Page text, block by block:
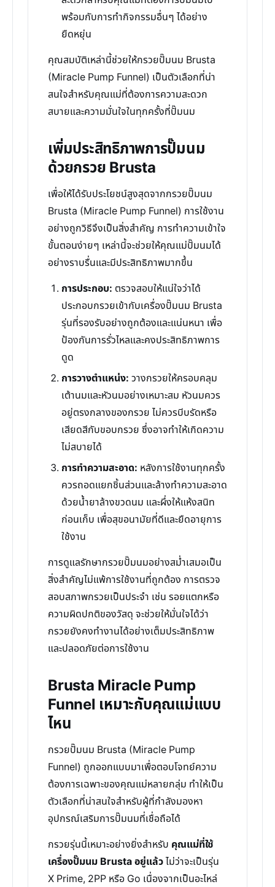
พร้อมกับการทำกิจกรรมอื่นๆ ได้อย่าง
ยืดหยุ่น
คุณสมบัติเหล่านี้ช่วยให้กรวยปั๊มนม Brusta
(Miracle Pump Funnel) เป็นตัวเลือกที่น่า
สนใจสำหรับคุณแม่ที่ต้องการความสะดวก
สบายและความมั่นใจในทุกครั้งที่ปั๊มนม
เพิ่มประสิทธิภาพการปั๊มนม
ด้วยกรวย Brusta
เพื่อให้ได้รับประโยชน์สูงสุดจากกรวยปั๊มนม
Brusta (Miracle Pump Funnel) การใช้งาน
อย่างถูกวิธีจึงเป็นสิ่งสำคัญ การทำความเข้าใจ
ขั้นตอนง่ายๆ เหล่านี้จะช่วยให้คุณแม่ปั๊มนมได้
อย่างราบรื่นและมีประสิทธิภาพมากขึ้น
การประกอบ: ตรวจสอบให้แน่ใจว่าได้
ประกอบกรวยเข้ากับเครื่องปั๊มนม Brusta
รุ่นที่รองรับอย่างถูกต้องและแน่นหนา เพื่อ
ป้องกันการรั่วไหลและคงประสิทธิภาพการ
ดูด
การวางตำแหน่ง: วางกรวยให้ครอบคลุม
เต้านมและหัวนมอย่างเหมาะสม หัวนมควร
อยู่ตรงกลางของกรวย ไม่ควรบีบรัดหรือ
เสียดสีกับขอบกรวย ซึ่งอาจทำให้เกิดความ
ไม่สบายได้
การทำความสะอาด: หลังการใช้งานทุกครั้ง
ควรถอดแยกชิ้นส่วนและล้างทำความสะอาด
ด้วยน้ำยาล้างขวดนม และผึ่งให้แห้งสนิท
ก่อนเก็บ เพื่อสุขอนามัยที่ดีและยืดอายุการ
ใช้งาน
การดูแลรักษากรวยปั๊มนมอย่างสม่ำเสมอเป็น
สิ่งสำคัญไม่แพ้การใช้งานที่ถูกต้อง การตรวจ
สอบสภาพกรวยเป็นประจำ เช่น รอยแตกหรือ
ความผิดปกติของวัสดุ จะช่วยให้มั่นใจได้ว่า
กรวยยังคงทำงานได้อย่างเต็มประสิทธิภาพ
และปลอดภัยต่อการใช้งาน
Brusta Miracle Pump
Funnel เหมาะกับคุณแม่แบบ
ไหน
กรวยปั๊มนม Brusta (Miracle Pump
Funnel) ถูกออกแบบมาเพื่อตอบโจทย์ความ
ต้องการเฉพาะของคุณแม่หลายกลุ่ม ทำให้เป็น
ตัวเลือกที่น่าสนใจสำหรับผู้ที่กำลังมองหา
อุปกรณ์เสริมการปั๊มนมที่เชื่อถือได้
กรวยรุ่นนี้เหมาะอย่างยิ่งสำหรับ คุณแม่ที่ใช้
เครื่องปั๊มนม Brusta อยู่แล้วไม่ว่าจะเป็นรุ่น
X Prime, 2PP หรือ Go เนื่องจากเป็นอะไหล่